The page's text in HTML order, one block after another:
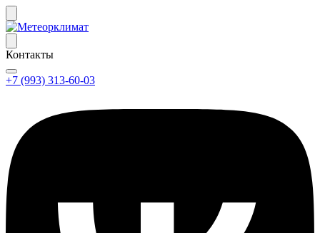
Контакты
+7 (993) 313-60-03